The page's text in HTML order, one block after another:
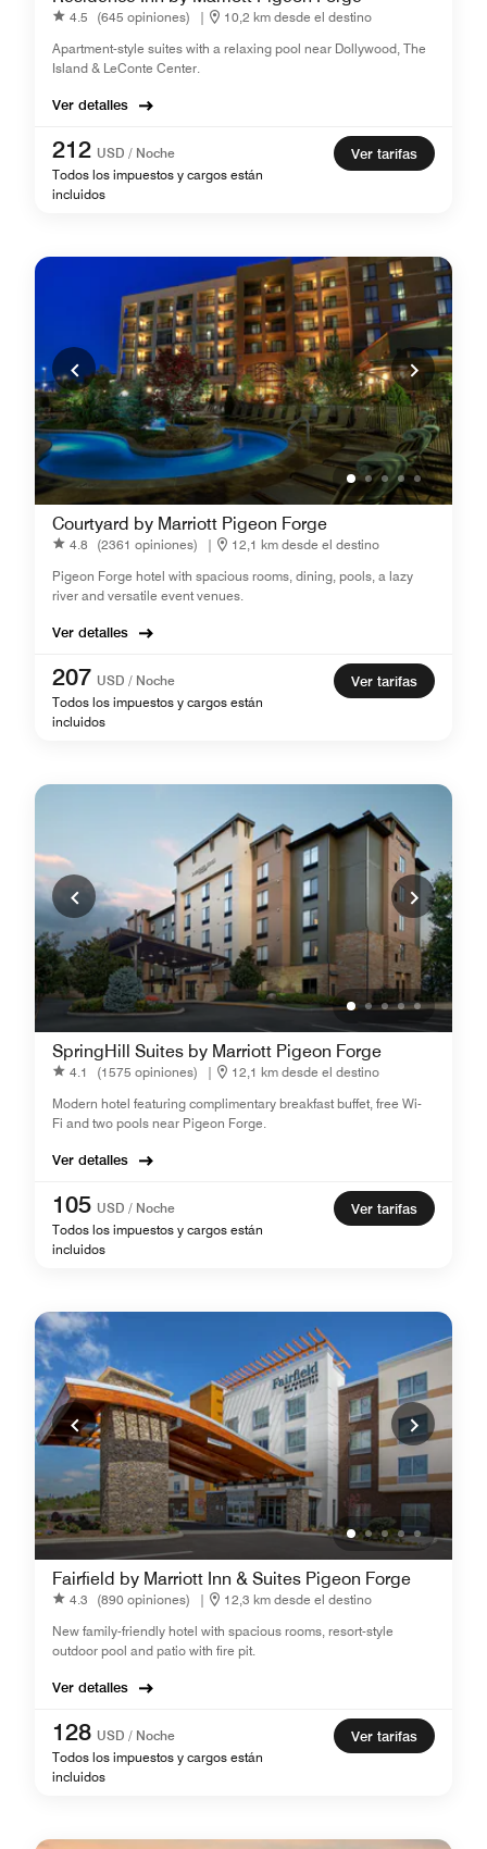
4.5 (645 opiniones) |
10,2 km desde el destino
Apartment-style suites with a relaxing pool near Dollywood, The
Island & LeConte Center.
Ver detalles
212 USD / Noche
Todos los impuestos y cargos están
incluidos
Ver tarifas
Courtyard by Marriott Pigeon Forge
4.8 (2361 opiniones) |
12,1 km desde el destino
Pigeon Forge hotel with spacious rooms, dining, pools, a lazy
river and versatile event venues.
Ver detalles
207 USD / Noche
Todos los impuestos y cargos están
incluidos
Ver tarifas
SpringHill Suites by Marriott Pigeon Forge
4.1 (1575 opiniones) |
12,1 km desde el destino
Modern hotel featuring complimentary breakfast buffet, free Wi-
Fi and two pools near Pigeon Forge.
Ver detalles
105 USD / Noche
Todos los impuestos y cargos están
incluidos
Ver tarifas
Fairfield by Marriott Inn & Suites Pigeon Forge
4.3 (890 opiniones) |
12,3 km desde el destino
New family-friendly hotel with spacious rooms, resort-style
outdoor pool and patio with fire pit.
Ver detalles
128 USD / Noche
Todos los impuestos y cargos están
incluidos
Ver tarifas